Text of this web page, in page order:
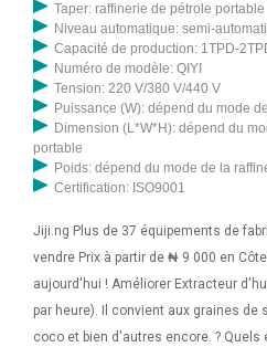
Taper: raffinerie de pétrole portable
Niveau automatique: semi-
Capacité de production: 1TPD-
Numéro de modèle: QIYI
Tension: 220 V/380 V/440 V
Puissance (W): dépend du mode
Dimension (L*W*H): dépend du
portable
Poids: dépend du mode de la
Certification: ISO9001
Jiji.ng Plus de 37 équipements de
vendre Prix à partir de ₦ 9 000 en
aujourd'hui ! Améliorer Extracteur
par heure). Il convient aux graines de
coco et bien d'autres encore. ?